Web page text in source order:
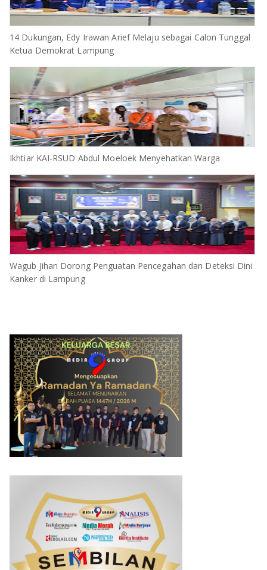
14 Dukungan, Edy Irawan Arief Melaju sebagai Calon Tunggal
Ketua Demokrat Lampung
Ikhtiar KAI-RSUD Abdul Moeloek Menyehatkan Warga
Wagub Jihan Dorong Penguatan Pencegahan dan Deteksi Dini
Kanker di Lampung